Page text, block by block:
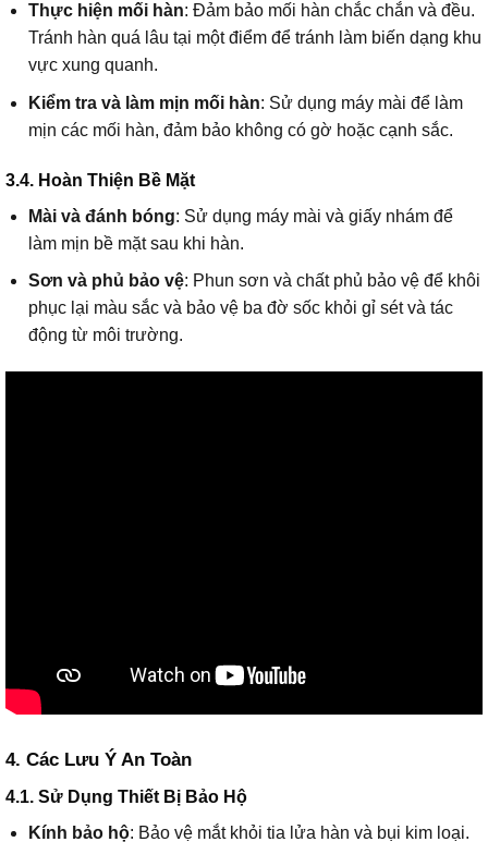
Thực hiện mối hàn: Đảm bảo mối hàn chắc chắn và đều.
Tránh hàn quá lâu tại một điểm để tránh làm biến dạng khu
vực xung quanh.
Kiểm tra và làm mịn mối hàn: Sử dụng máy mài để làm
mịn các mối hàn, đảm bảo không có gờ hoặc cạnh sắc.
3.4. Hoàn Thiện Bề Mặt
Mài và đánh bóng: Sử dụng máy mài và giấy nhám để
làm mịn bề mặt sau khi hàn.
Sơn và phủ bảo vệ: Phun sơn và chất phủ bảo vệ để khôi
phục lại màu sắc và bảo vệ ba đờ sốc khỏi gỉ sét và tác
động từ môi trường.
4. Các Lưu Ý An Toàn
4.1. Sử Dụng Thiết Bị Bảo Hộ
Kính bảo hộ: Bảo vệ mắt khỏi tia lửa hàn và bụi kim loại.